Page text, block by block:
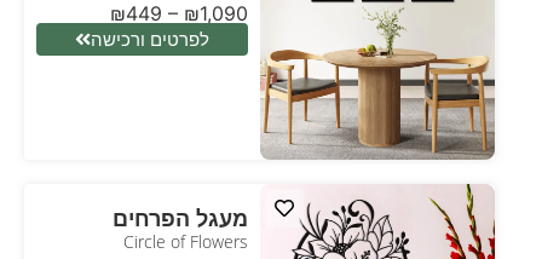
₪449 – ₪1,090
לפרטים ורכישה
מעגל הפרחים
Circle of Flowers